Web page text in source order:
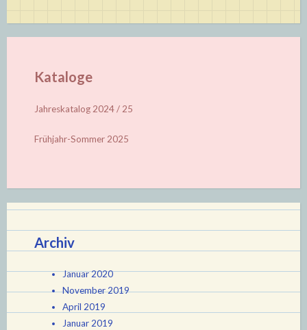
Kataloge
Jahreskatalog 2024 / 25
Frühjahr-Sommer 2025
Archiv
Januar 2020
November 2019
April 2019
Januar 2019